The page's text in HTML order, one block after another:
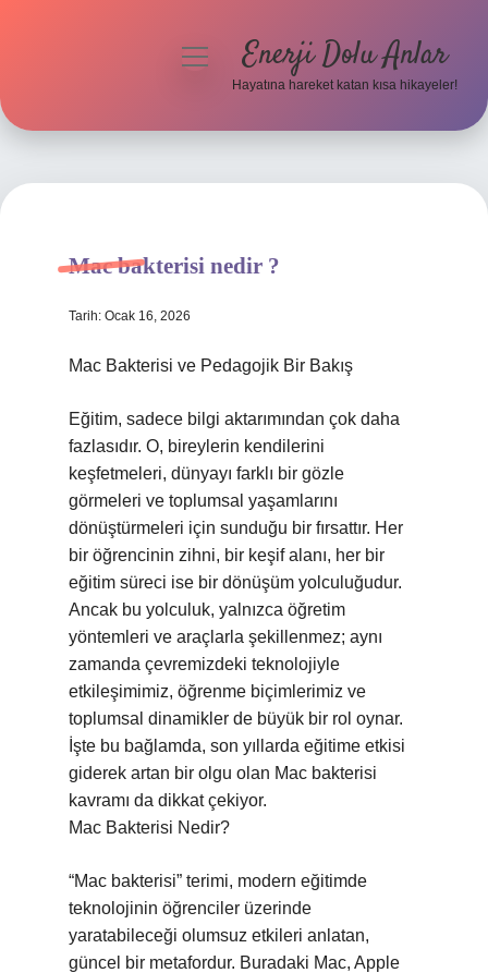
Hakkımızda
menüyüEnerji Dolu Anlar
Hayatına hareket katan kısa hikayeler!
Mac bakterisi nedir ?
Tarih: Ocak 16, 2026
Mac Bakterisi ve Pedagojik Bir Bakış
Eğitim, sadece bilgi aktarımından çok daha
fazlasıdır. O, bireylerin kendilerini
keşfetmeleri, dünyayı farklı bir gözle
görmeleri ve toplumsal yaşamlarını
dönüştürmeleri için sunduğu bir fırsattır. Her
bir öğrencinin zihni, bir keşif alanı, her bir
eğitim süreci ise bir dönüşüm yolculuğudur.
Ancak bu yolculuk, yalnızca öğretim
yöntemleri ve araçlarla şekillenmez; aynı
zamanda çevremizdeki teknolojiyle
etkileşimimiz, öğrenme biçimlerimiz ve
toplumsal dinamikler de büyük bir rol oynar.
İşte bu bağlamda, son yıllarda eğitime etkisi
giderek artan bir olgu olan Mac bakterisi
kavramı da dikkat çekiyor.
Mac Bakterisi Nedir?
“Mac bakterisi” terimi, modern eğitimde
teknolojinin öğrenciler üzerinde
yaratabileceği olumsuz etkileri anlatan,
güncel bir metafordur. Buradaki Mac, Apple